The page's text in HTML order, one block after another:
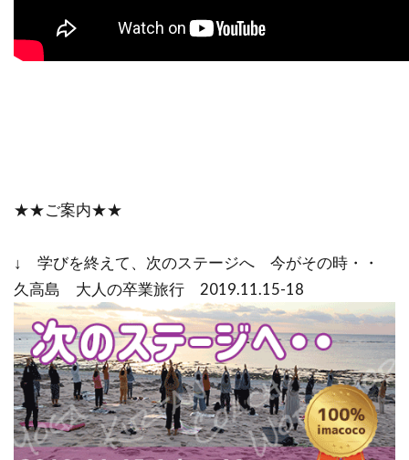
★★ご案内★★
↓ 学びを終えて、次のステージへ 今がその時・・
久高島 大人の卒業旅行 2019.11.15-18